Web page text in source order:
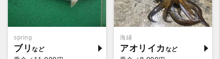
spring
ブリ
海縁
アオリイカ